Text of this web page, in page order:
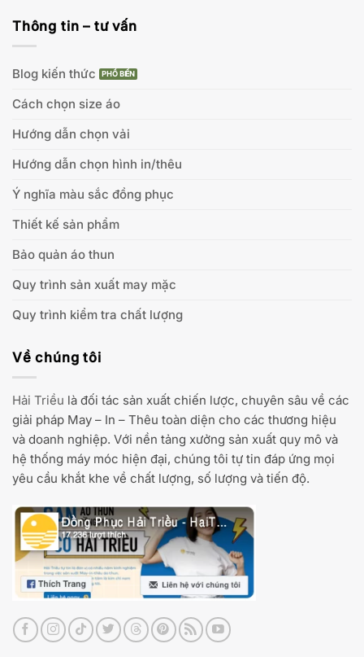
Thông tin – tư vấn
Blog kiến thức
Cách chọn size áo
Hướng dẫn chọn vải
Hướng dẫn chọn hình in/thêu
Ý nghĩa màu sắc đồng phục
Thiết kế sản phẩm
Bảo quản áo thun
Quy trình sản xuất may mặc
Quy trình kiểm tra chất lượng
Về chúng tôi
Hải Triều là đối tác sản xuất chiến lược, chuyên sâu về các
giải pháp May – In – Thêu toàn diện cho các thương hiệu
và doanh nghiệp. Với nền tảng xưởng sản xuất quy mô và
hệ thống máy móc hiện đại, chúng tôi tự tin đáp ứng mọi
yêu cầu khắt khe về chất lượng, số lượng và tiến độ.